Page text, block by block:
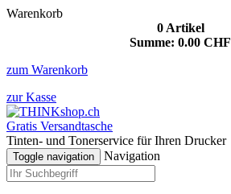
Warenkorb
0Artikel
Summe: 0.00 CHF
zum Warenkorb
zur Kasse
Gratis Versandtasche
Tinten- und Tonerservice für Ihren Drucker
Toggle navigation Navigation